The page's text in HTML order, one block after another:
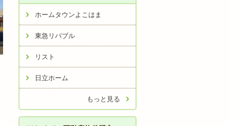
ホームタウンよこはま
東急リバブル
リスト
日立ホーム
もっと見る